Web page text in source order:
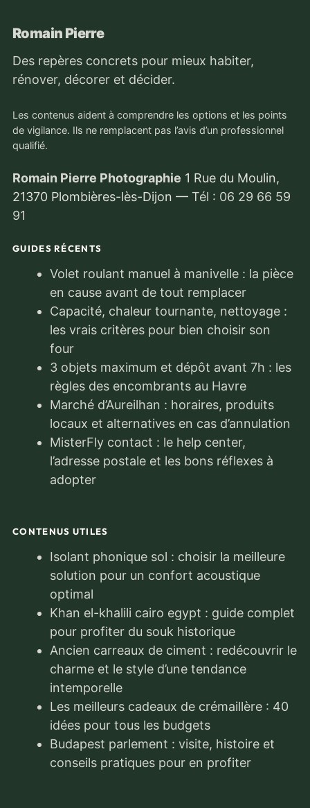
Romain Pierre
Des repères concrets pour mieux habiter,
rénover, décorer et décider.
Les contenus aident à comprendre les options et les points
de vigilance. Ils ne remplacent pas l’avis d’un professionnel
qualifié.
Romain Pierre Photographie 1 Rue du Moulin,
21370 Plombières-lès-Dijon — Tél : 06 29 66 59
91
GUIDES RÉCENTS
Volet roulant manuel à manivelle : la pièce
en cause avant de tout remplacer
Capacité, chaleur tournante, nettoyage :
les vrais critères pour bien choisir son
four
3 objets maximum et dépôt avant 7h : les
règles des encombrants au Havre
Marché d’Aureilhan : horaires, produits
locaux et alternatives en cas d’annulation
MisterFly contact : le help center,
l’adresse postale et les bons réflexes à
adopter
CONTENUS UTILES
Isolant phonique sol : choisir la meilleure
solution pour un confort acoustique
optimal
Khan el-khalili cairo egypt : guide complet
pour profiter du souk historique
Ancien carreaux de ciment : redécouvrir le
charme et le style d’une tendance
intemporelle
Les meilleurs cadeaux de crémaillère : 40
idées pour tous les budgets
Budapest parlement : visite, histoire et
conseils pratiques pour en profiter